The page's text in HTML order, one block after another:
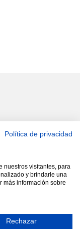
Reservados.
Política de privacidad
nuestros visitantes, para
y brindarle una
más información sobre
Rechazar